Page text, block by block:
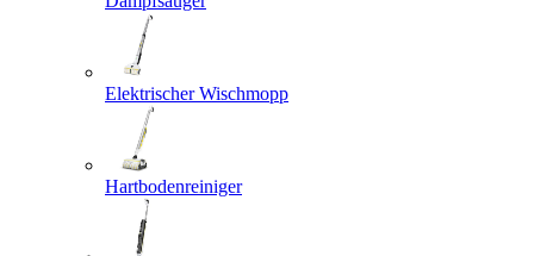
Elektrischer Wischmopp
Hartbodenreiniger